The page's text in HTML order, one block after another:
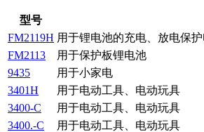
型号
FM2119H 用于锂电池的充电、放电保
FM2113
用于保护板锂电池
9435
用于小家电
3401H
用于电动工具、电动玩具
3400-C
用于电动工具、电动玩具
3400.-C
用于电动工具、电动玩具